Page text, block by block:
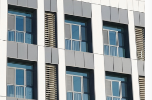
Geräuschminderung auf.